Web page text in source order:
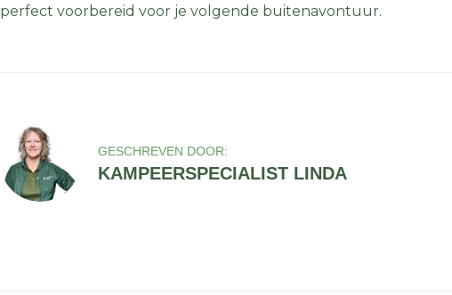
perfect voorbereid voor je volgende buitenavontuur.
GESCHREVEN DOOR:
KAMPEERSPECIALIST LINDA